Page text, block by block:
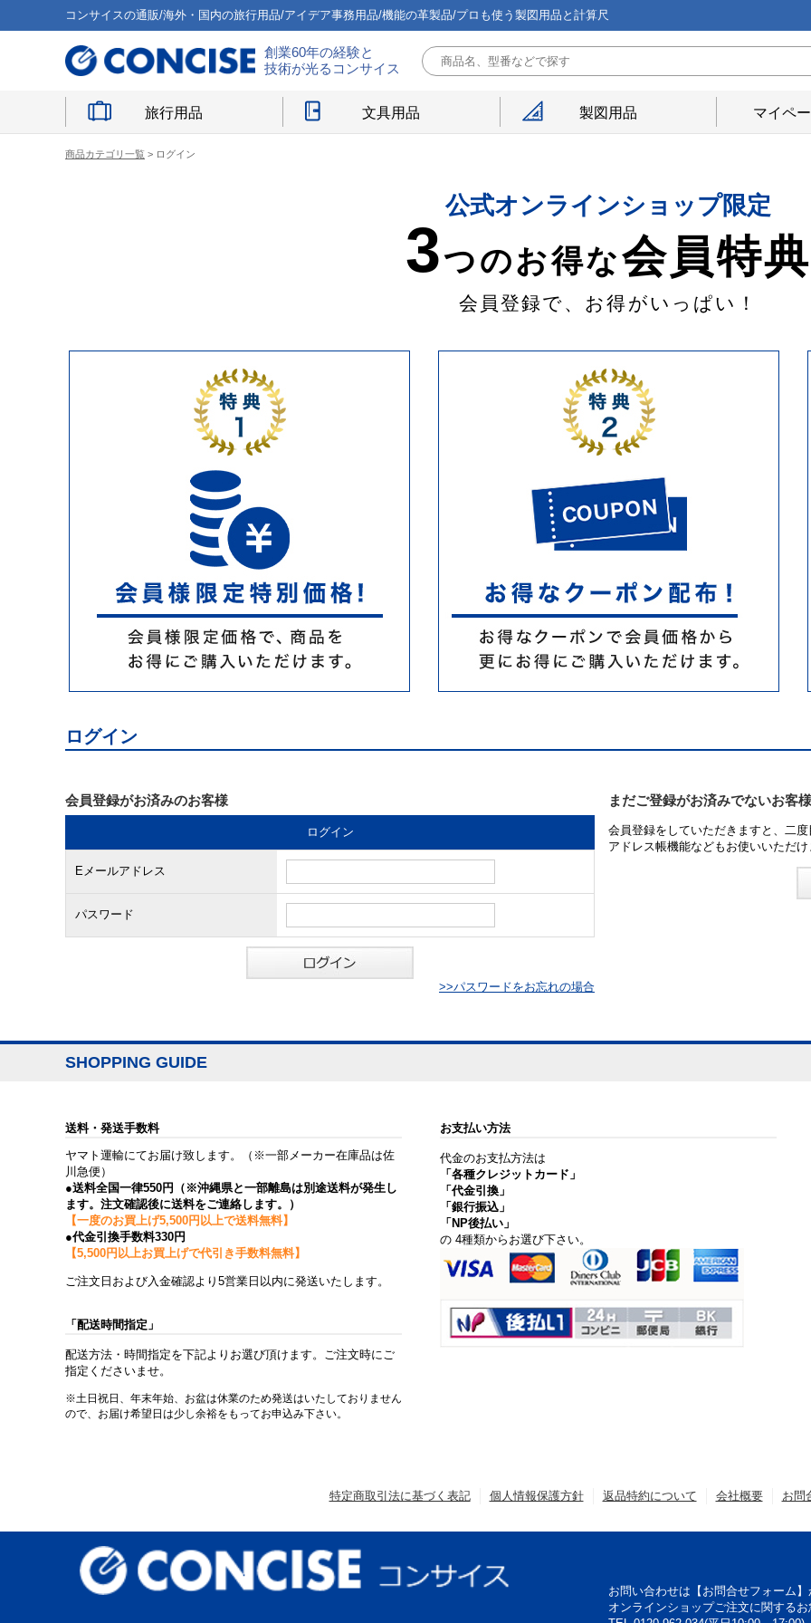
コンサイスの通販/海外・国内の旅行用品/アイデア事務用品/機能の革製品/プロも使う製図用品と計算尺
創業60年の経験と
技術が光るコンサイス
旅行用品 文具用品 製図用品 マイペ
商品カテゴリ一覧 > ログイン
公式オンラインショップ限定
3つのお得な会員特典
会員登録で、お得がいっぱい！
ログイン
会員登録がお済みのお客様
ログイン
Eメールアドレス
パスワード
>>パスワードをお忘れの場合
まだご登録がお済みでないお客様
会員登録をしていただきますと、二
アドレス帳機能などもお使いいただ
SHOPPING GUIDE
送料・発送手数料
ヤマト運輸にてお届け致します。（※一部メーカー在庫品は佐
川急便）
●送料全国一律550円（※沖縄県と一部離島は別途送料が発生し
ます。注文確認後に送料をご連絡します。）
【一度のお買上げ5,500円以上で送料無料】
●代金引換手数料330円
【5,500円以上お買上げで代引き手数料無料】
ご注文日および入金確認より5営業日以内に発送いたします。
「配送時間指定」
配送方法・時間指定を下記よりお選び頂けます。ご注文時にご
指定くださいませ。
※土日祝日、年末年始、お盆は休業のため発送はいたしておりません
ので、お届け希望日は少し余裕をもってお申込み下さい。
お支払い方法
代金のお支払方法は
「各種クレジットカード」
「代金引換」
「銀行振込」
「NP後払い」
の 4種類からお選び下さい。
特定商取引法に基づく表記 個人情報保護方針 返品特約について 会社概要 お問
お問い合わせは【お問合せフォーム
オンラインショップご注文に関する